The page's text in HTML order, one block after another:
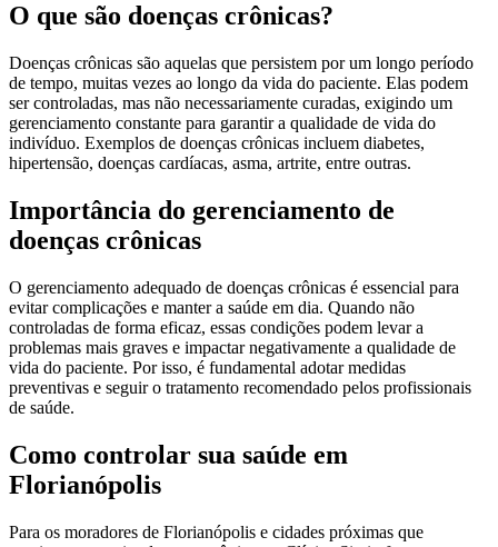
O que são doenças crônicas?
Doenças crônicas são aquelas que persistem por um longo período
de tempo, muitas vezes ao longo da vida do paciente. Elas podem
ser controladas, mas não necessariamente curadas, exigindo um
gerenciamento constante para garantir a qualidade de vida do
indivíduo. Exemplos de doenças crônicas incluem diabetes,
hipertensão, doenças cardíacas, asma, artrite, entre outras.
Importância do gerenciamento de
doenças crônicas
O gerenciamento adequado de doenças crônicas é essencial para
evitar complicações e manter a saúde em dia. Quando não
controladas de forma eficaz, essas condições podem levar a
problemas mais graves e impactar negativamente a qualidade de
vida do paciente. Por isso, é fundamental adotar medidas
preventivas e seguir o tratamento recomendado pelos profissionais
de saúde.
Como controlar sua saúde em
Florianópolis
Para os moradores de Florianópolis e cidades próximas que